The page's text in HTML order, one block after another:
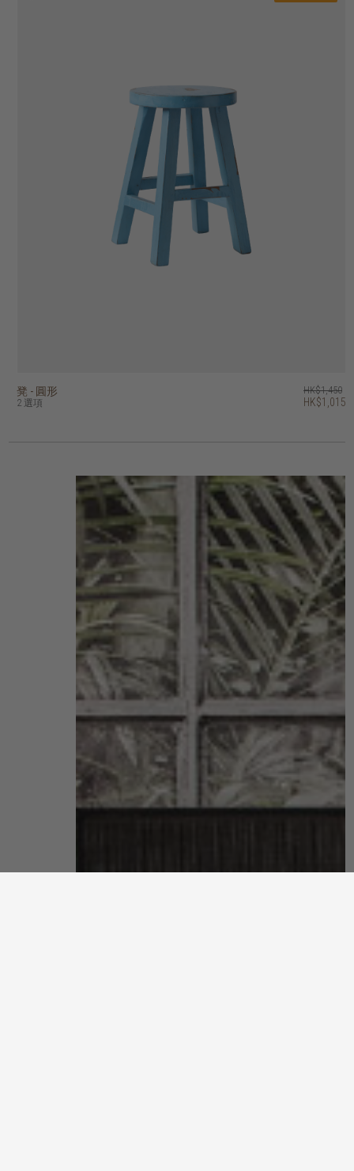
凳 - 圓形
2 選項
HK$1,450
HK$1,015
凳 - 方形
3 選項
HK$1,450
HK$1,015
float 凳 HK$1,450
HK$1,160
tri 凳 - 圓形 HK$1,250
HK$1,000